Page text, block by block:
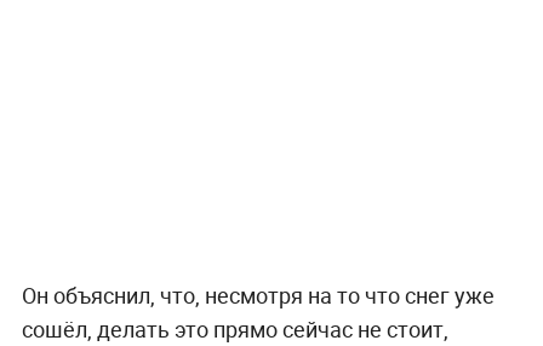
Он объяснил, что, несмотря на то что снег уже
сошёл, делать это прямо сейчас не стоит,